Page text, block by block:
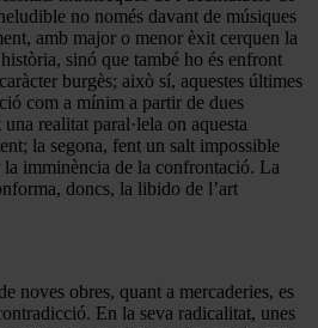
no només davant de músiques
amb major o menor èxit cerquen la
sinó que també ho és enfront
burgès; això sí, aquestes últimes
com a mínim a partir de dues
realitat paral·lela on aquesta
la segona, fent un salt impossible
la imminència de la confrontació. La
doncs, la libido de l’art
noves obres, quant a mercaderies, es
En la seva radicalitat, unes